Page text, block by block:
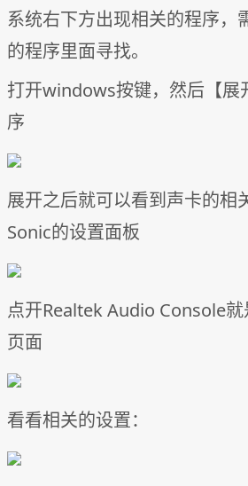
系统右下方出现相关的程序，
的程序里面寻找。
打开windows按键，然后【展
序
展开之后就可以看到声卡的相
Sonic的设置面板
点开Realtek Audio Console
页面
看看相关的设置：